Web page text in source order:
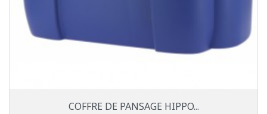
COFFRE DE PANSAGE HIPPO...